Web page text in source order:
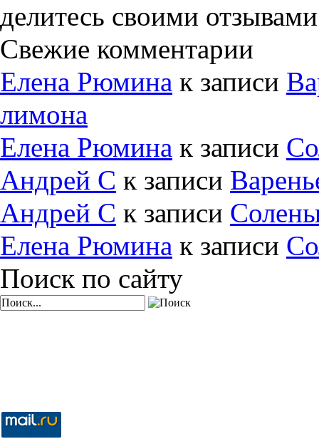
делитесь своими
Свежие комментарии
Елена Рюмина к записи
лимона
Елена Рюмина к записи
Андрей С к записи
Андрей С к записи
Елена Рюмина к записи
Поиск по сайту